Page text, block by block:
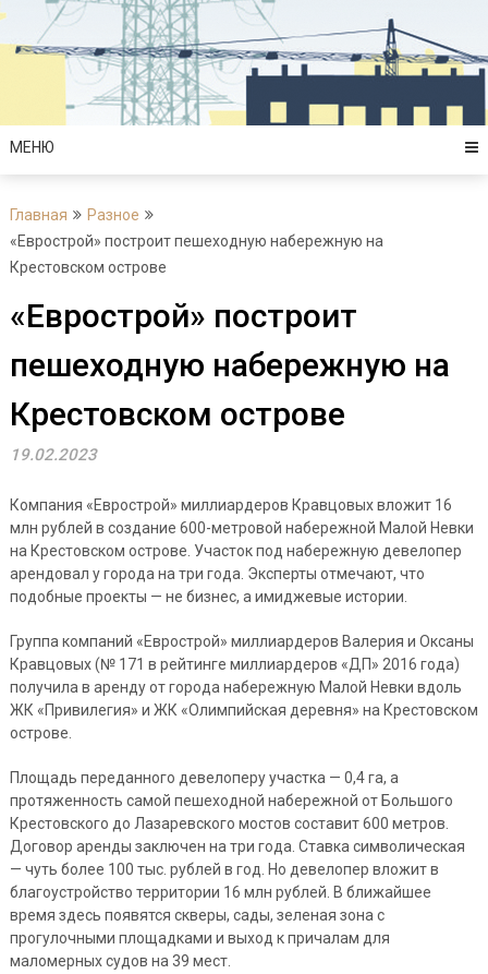
Перейти
содержимому
МЕНЮ
Главная
Разное
«Еврострой» построит пешеходную набережную на
Крестовском острове
«Еврострой» построит
пешеходную набережную на
Крестовском острове
19.02.2023
Компания «Еврострой» миллиардеров Кравцовых вложит 16
млн рублей в создание 600-метровой набережной Малой Невки
на Крестовском острове. Участок под набережную девелопер
арендовал у города на три года. Эксперты отмечают, что
подобные проекты — не бизнес, а имиджевые истории.
Группа компаний «Еврострой» миллиардеров Валерия и Оксаны
Кравцовых (№ 171 в рейтинге миллиардеров «ДП» 2016 года)
получила в аренду от города набережную Малой Невки вдоль
ЖК «Привилегия» и ЖК «Олимпийская деревня» на Крестовском
острове.
Площадь переданного девелоперу участка — 0,4 га, а
протяженность самой пешеходной набережной от Большого
Крестовского до Лазаревского мостов составит 600 метров.
Договор аренды заключен на три года. Ставка символическая
— чуть более 100 тыс. рублей в год. Но девелопер вложит в
благоустройство территории 16 млн рублей. В ближайшее
время здесь появятся скверы, сады, зеленая зона с
прогулочными площадками и выход к причалам для
маломерных судов на 39 мест.